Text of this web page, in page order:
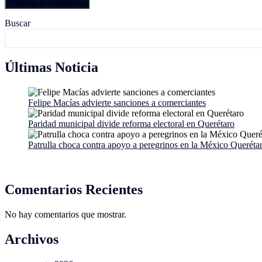
Buscar
Últimas Noticia
Felipe Macías advierte sanciones a comerciantes
Paridad municipal divide reforma electoral en Querétaro
Patrulla choca contra apoyo a peregrinos en la México
Comentarios Recientes
No hay comentarios que mostrar.
Archivos